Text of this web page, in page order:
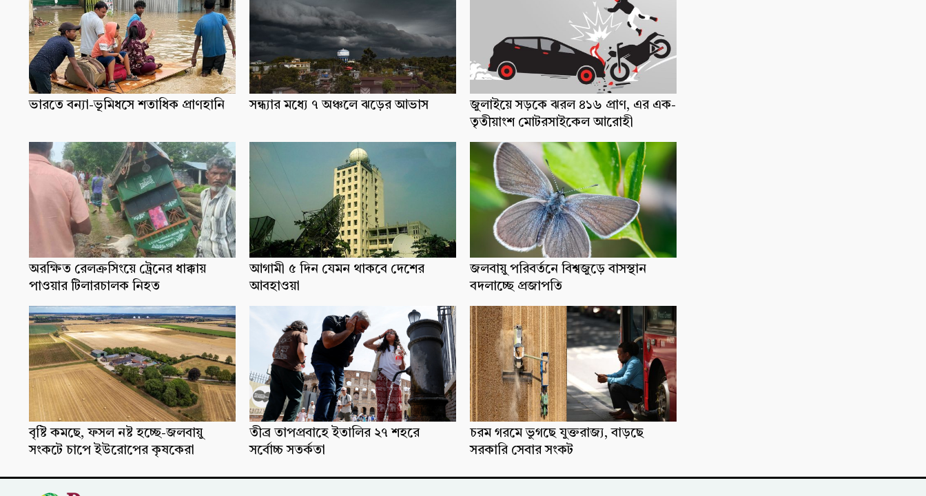
ভারতে বন্যা-ভূমিধসে শতাধিক প্রাণহানি সন্ধ্যার মধ্যে ৭ অঞ্চলে ঝড়ের আভাস
জুলাইয়ে সড়কে ঝরল ৪১৬ প্রাণ, এর এক-
তৃতীয়াংশ মোটরসাইকেল আরোহী
অরক্ষিত রেলক্রসিংয়ে ট্রেনের ধাক্কায়
পাওয়ার টিলারচালক নিহত
আগামী ৫ দিন যেমন থাকবে দেশের
আবহাওয়া
জলবায়ু পরিবর্তনে বিশ্বজুড়ে বাসস্থান
বদলাচ্ছে প্রজাপতি
বৃষ্টি কমছে, ফসল নষ্ট হচ্ছে-জলবায়ু
সংকটে চাপে ইউরোপের কৃষকেরা
তীব্র তাপপ্রবাহে ইতালির ২৭ শহরে
সর্বোচ্চ সতর্কতা
চরম গরমে ভুগছে যুক্তরাজ্য, বাড়ছে
সরকারি সেবার সংকট